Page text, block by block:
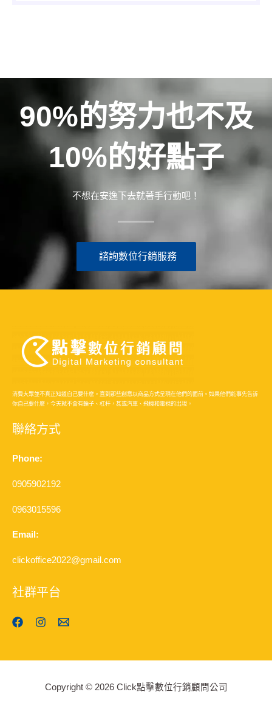
90%的努力也不及
10%的好點子
不想在安逸下去就著手行動吧！
諮詢數位行銷服務
消費大眾並不真正知道自己要什麼。直到那些創意以商品方式呈現在他們的面前。如果他們能事先告訴
你自己要什麼，今天就不會有輪子、杠杆，甚或汽車、飛機和電視的出現。
聯絡方式
Phone:
0905902192
0963015596
Email:
clickoffice2022@gmail.com
社群平台
Copyright © 2026 Click點擊數位行銷顧問公司